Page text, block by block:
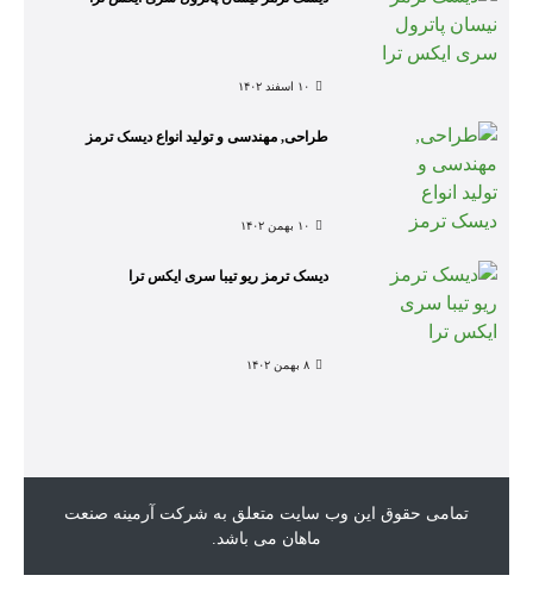
۱۰ اسفند ۱۴۰۲
طراحی, مهندسی و تولید انواع دیسک ترمز
۱۰ بهمن ۱۴۰۲
دیسک ترمز ریو تیبا سری ایکس ترا
۸ بهمن ۱۴۰۲
تمامی حقوق این وب سایت متعلق به شرکت آرمینه صنعت
ماهان می باشد.